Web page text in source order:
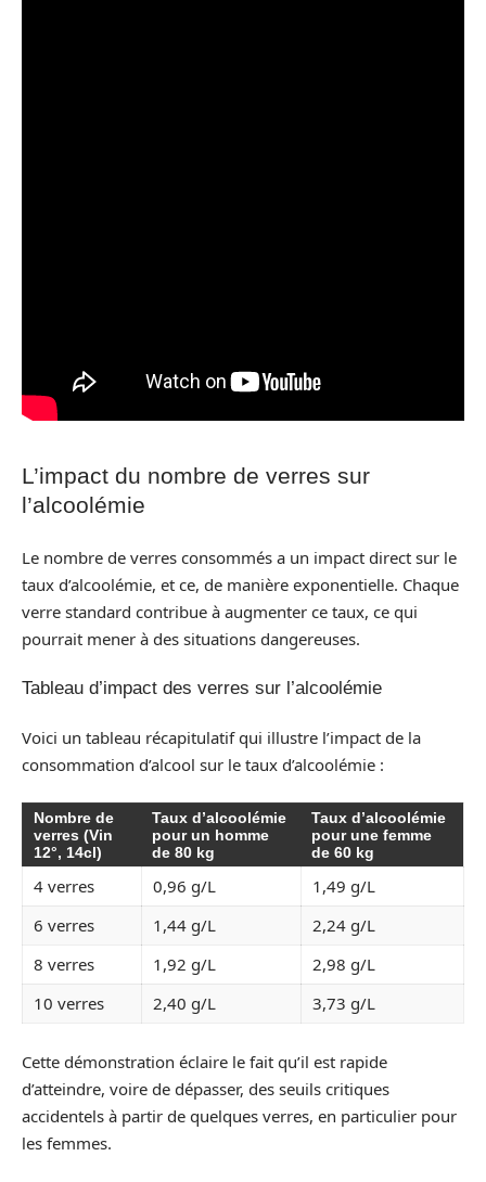
L’impact du nombre de verres sur
l’alcoolémie
Le nombre de verres consommés a un impact direct sur le
taux d’alcoolémie, et ce, de manière exponentielle. Chaque
verre standard contribue à augmenter ce taux, ce qui
pourrait mener à des situations dangereuses.
Tableau d’impact des verres sur l’alcoolémie
Voici un tableau récapitulatif qui illustre l’impact de la
consommation d’alcool sur le taux d’alcoolémie :
Nombre de
verres (Vin
12°, 14cl)
Taux d’alcoolémie
pour un homme
de 80 kg
Taux d’alcoolémie
pour une femme
de 60 kg
4 verres 0,96 g/L
1,49 g/L
6 verres
1,44 g/L
2,24 g/L
8 verres
1,92 g/L
2,98 g/L
10 verres
2,40 g/L 3,73 g/L
Cette démonstration éclaire le fait qu’il est rapide
d’atteindre, voire de dépasser, des seuils critiques
accidentels à partir de quelques verres, en particulier pour
les femmes.